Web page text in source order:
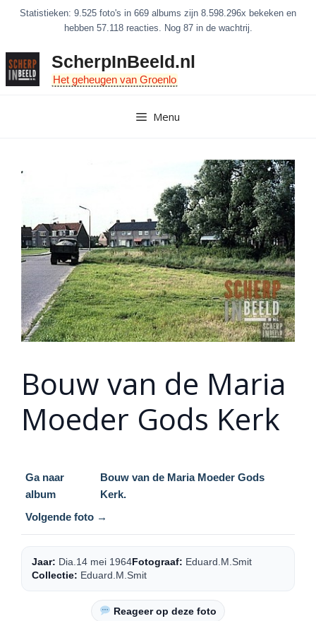
inhoud
Statistieken: 9.525 foto's in 669 albums zijn 8.598.296x bekeken en
hebben 57.118 reacties. Nog 87 in de wachtrij.
ScherpInBeeld.nl
Het geheugen van Groenlo
Menu
Bouw van de Maria
Moeder Gods Kerk
Ga naar
album
Bouw van de Maria Moeder Gods
Kerk.
Volgende foto →
Jaar: Dia.14 mei 1964Fotograaf: Eduard.M.Smit
Collectie: Eduard.M.Smit
Reageer op deze foto